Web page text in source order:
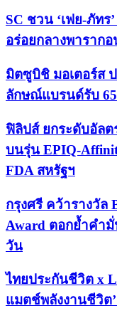
SC ชวน ‘เฟย-ภัท
อร่อยกลางพารากอ
มิตซูบิชิ มอเตอร์ส
ลักษณ์แบรนด์รับ
ฟิลิปส์ ยกระดับอัลต
บนรุ่น EPIQ-
FDA สหรัฐฯ
กรุงศรี คว้ารางวัล
Award ตอกย้ำคำ
วัน
ไทยประกันชีวิต x
แมตช์พลังงานชีวิต